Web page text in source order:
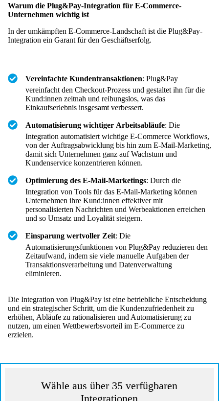
Warum die Plug&Pay-Integration für E-Commerce-
Unternehmen wichtig ist
In der umkämpften E-Commerce-Landschaft ist die Plug&Pay-
Integration ein Garant für den Geschäftserfolg.
Vereinfachte Kundentransaktionen: Plug&Pay
vereinfacht den Checkout-Prozess und gestaltet ihn für die
Kund:innen zeitnah und reibungslos, was das
Einkaufserlebnis insgesamt verbessert.
Automatisierung wichtiger Arbeitsabläufe: Die
Integration automatisiert wichtige E-Commerce Workflows,
von der Auftragsabwicklung bis hin zum E-Mail-Marketing,
damit sich Unternehmen ganz auf Wachstum und
Kundenservice konzentrieren können.
Optimierung des E-Mail-Marketings: Durch die
Integration von Tools für das E-Mail-Marketing können
Unternehmen ihre Kund:innen effektiver mit
personalisierten Nachrichten und Werbeaktionen erreichen
und so Umsatz und Loyalität steigern.
Einsparung wertvoller Zeit: Die
Automatisierungsfunktionen von Plug&Pay reduzieren den
Zeitaufwand, indem sie viele manuelle Aufgaben der
Transaktionsverarbeitung und Datenverwaltung
eliminieren.
Die Integration von Plug&Pay ist eine betriebliche Entscheidung
und ein strategischer Schritt, um die Kundenzufriedenheit zu
erhöhen, Abläufe zu rationalisieren und Automatisierung zu
nutzen, um einen Wettbewerbsvorteil im E-Commerce zu
erzielen.
Wähle aus über 35 verfügbaren
Integrationen